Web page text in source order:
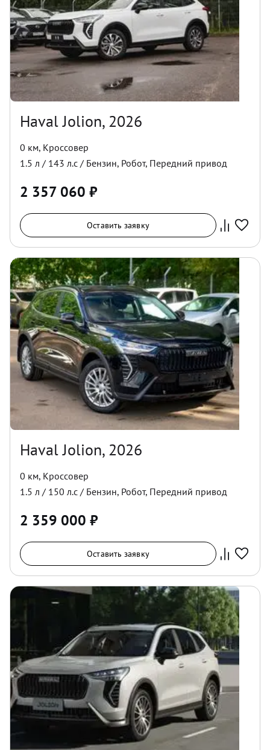
Haval Jolion, 2026
0 км, Кроссовер
1.5 л / 143 л.с / Бензин, Робот, Передний привод
2 357 060 ₽
Оставить заявку
Haval Jolion, 2026
0 км, Кроссовер
1.5 л / 150 л.с / Бензин, Робот, Передний привод
2 359 000 ₽
Оставить заявку